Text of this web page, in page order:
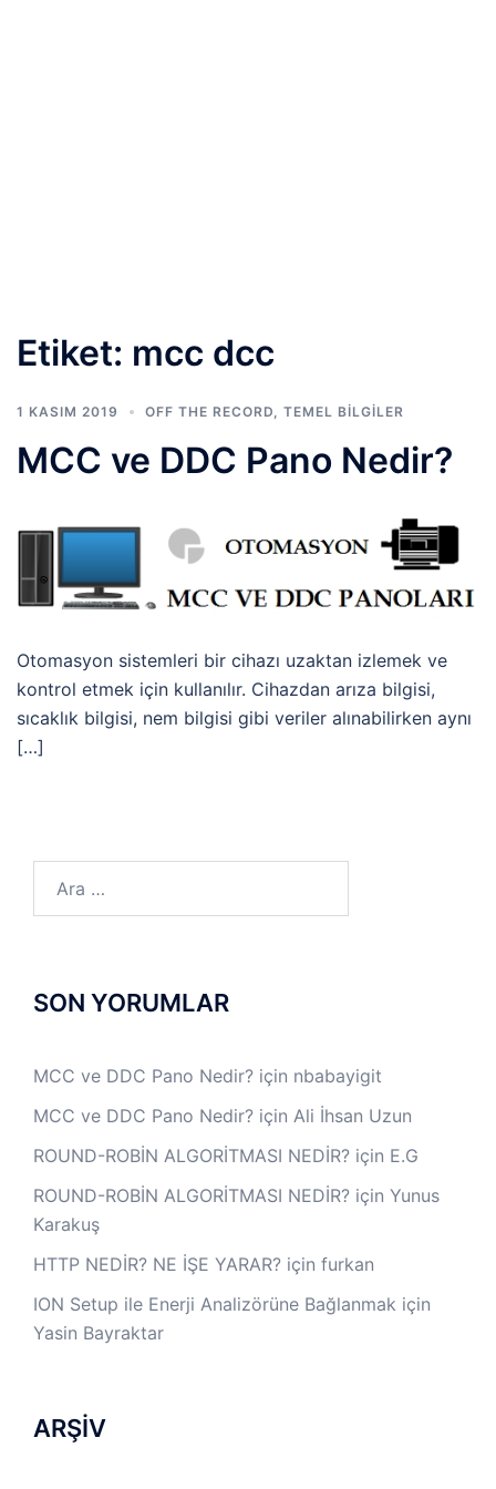
Etiket: mcc dcc
1 KASIM 2019 OFF THE RECORD TEMEL BİLGİLER
MCC ve DDC Pano Nedir?
Otomasyon sistemleri bir cihazı uzaktan izlemek ve
kontrol etmek için kullanılır. Cihazdan arıza bilgisi,
sıcaklık bilgisi, nem bilgisi gibi veriler alınabilirken aynı
[…]
SON YORUMLAR
MCC ve DDC Pano Nedir? için nbabayigit
MCC ve DDC Pano Nedir? için Ali İhsan Uzun
ROUND-ROBİN ALGORİTMASI NEDİR? için E.G
ROUND-ROBİN ALGORİTMASI NEDİR? için Yunus
Karakuş
HTTP NEDİR? NE İŞE YARAR? için furkan
ION Setup ile Enerji Analizörüne Bağlanmak için
Yasin Bayraktar
ARŞİV